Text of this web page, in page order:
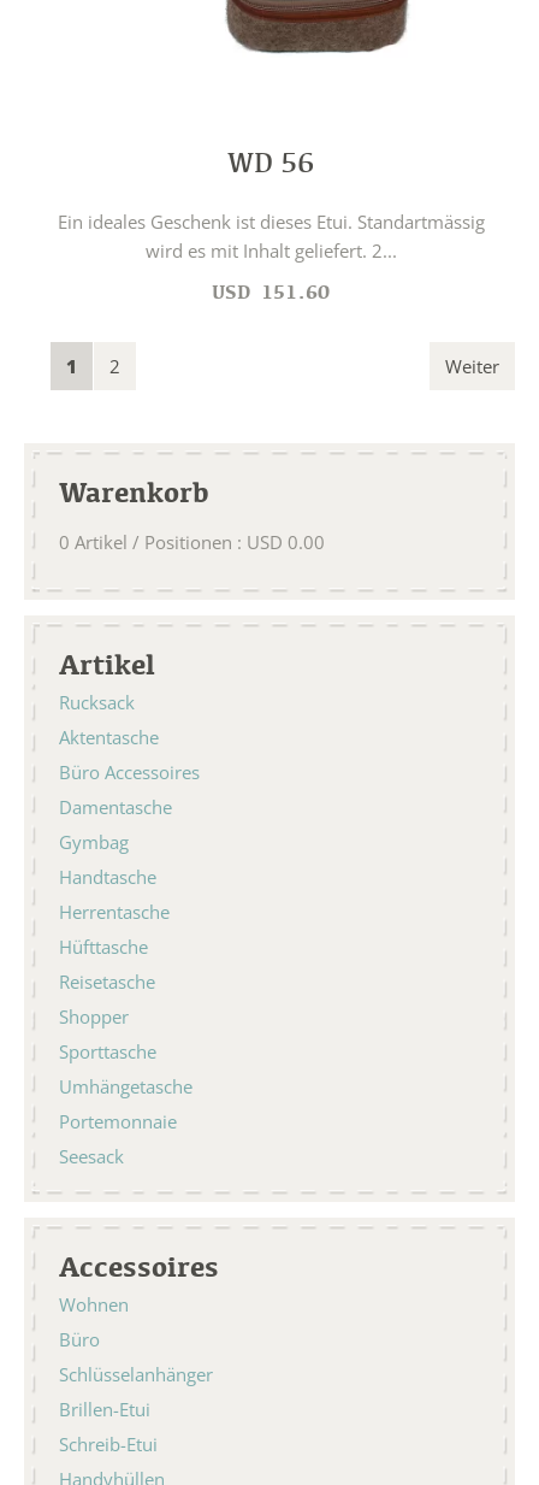
WD 56
Ein ideales Geschenk ist dieses Etui. Standartmässig
wird es mit Inhalt geliefert. 2...
USD 151.60
1 2 Weiter
Warenkorb
0 Artikel / Positionen : USD 0.00
Artikel
Rucksack
Aktentasche
Büro Accessoires
Damentasche
Gymbag
Handtasche
Herrentasche
Hüfttasche
Reisetasche
Shopper
Sporttasche
Umhängetasche
Portemonnaie
Seesack
Accessoires
Wohnen
Büro
Schlüsselanhänger
Brillen-Etui
Schreib-Etui
Handyhüllen